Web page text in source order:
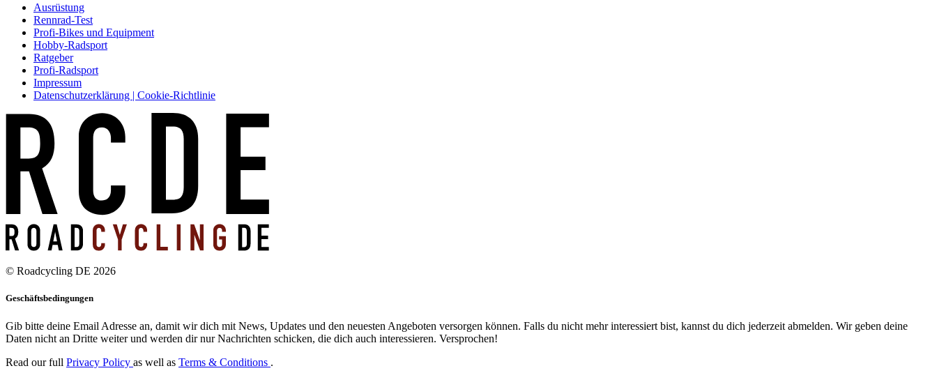
Ausrüstung
Rennrad-Test
Profi-Bikes und Equipment
Hobby-Radsport
Ratgeber
Profi-Radsport
Impressum
Datenschutzerklärung | Cookie-Richtlinie
© Roadcycling DE 2026
Geschäftsbedingungen
Gib bitte deine Email Adresse an, damit wir dich mit News, Updates und den neuesten Angeboten versorgen können. Falls du nicht mehr interessiert bist, kannst du dich jederzeit abmelden. Wir geben deine
Daten nicht an Dritte weiter und werden dir nur Nachrichten schicken, die dich auch interessieren. Versprochen!
Read our full Privacy Policy as well as Terms & Conditions .